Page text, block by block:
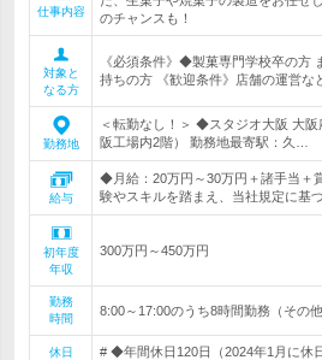
仕事内容
のチャンスも！
対象と
なる方
《必須条件》◆製菓専門学校卒の方
持ちの方 《歓迎条件》店舗の運営な
勤務地
＜転勤なし！＞ ◆スタジオ大阪 大
阪工場内2階） 勤務地最寄駅：久…
給与
◆月給：20万円～30万円＋諸手当＋
験やスキルを踏まえ、当社規定に基
初年度
年収
300万円～450万円
勤務
時間
8:00～17:00のうち8時間勤務（その
休日
# ◆年間休日120日（2024年1月に休